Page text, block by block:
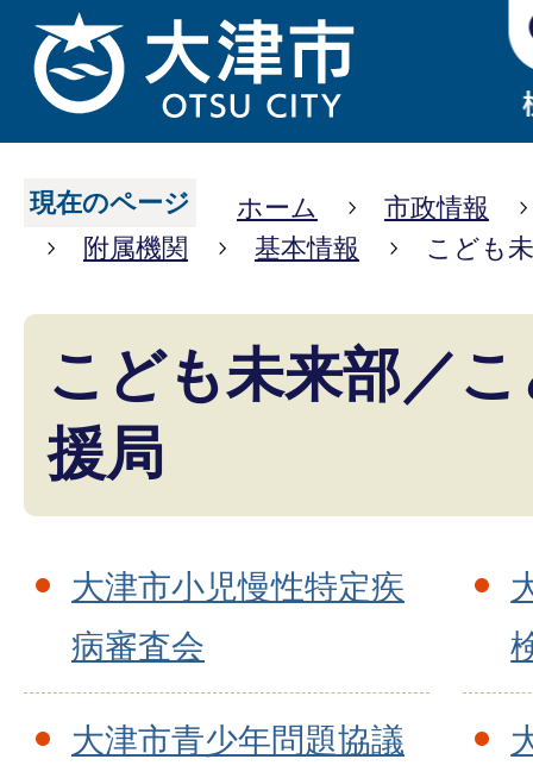
現在のページ ホーム
市政情報
附属機関
基本情報 こども
こども未来部／
援局
大津市小児慢性特定疾
病審査会
大津市青少年問題協議